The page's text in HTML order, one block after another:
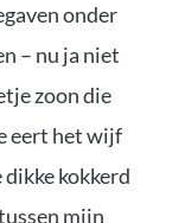
onder
– nu ja niet
zoon die
eert het wijf
kokkerd
mijn